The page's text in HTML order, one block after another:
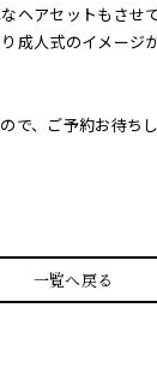
ヘアセットもさせ
成人式のイメージ
で、ご予約お待ち
一覧へ戻る